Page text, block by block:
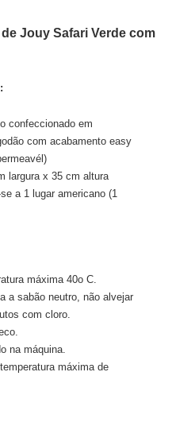
Jouy Safari Verde com
confeccionado em
com acabamento easy
largura x 35 cm altura
a 1 lugar americano (1
máxima 40o C.
a sabão neutro, não alvejar
com cloro.
na máquina.
máxima de